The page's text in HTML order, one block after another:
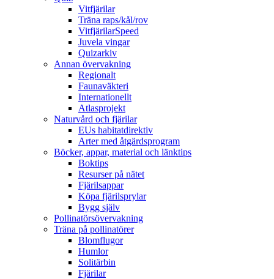
Vitfjärilar
Träna raps/kål/rov
VitfjärilarSpeed
Juvela vingar
Quizarkiv
Annan övervakning
Regionalt
Faunaväkteri
Internationellt
Atlasprojekt
Naturvård och fjärilar
EUs habitatdirektiv
Arter med åtgärdsprogram
Böcker, appar, material och länktips
Boktips
Resurser på nätet
Fjärilsappar
Köpa fjärilsprylar
Bygg själv
Pollinatörsövervakning
Träna på pollinatörer
Blomflugor
Humlor
Solitärbin
Fjärilar